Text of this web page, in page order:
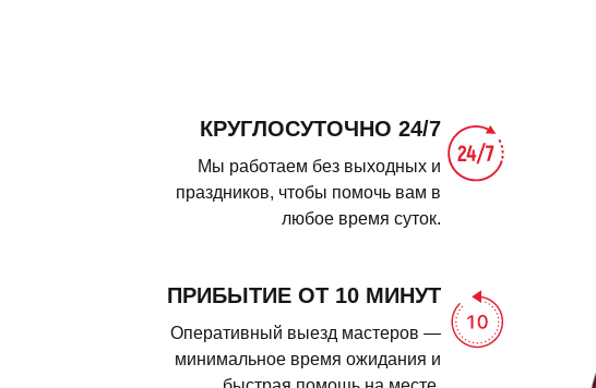
КРУГЛОСУТОЧНО 24/7
Мы работаем без выходных и
праздников, чтобы помочь вам в
любое время суток.
ПРИБЫТИЕ ОТ 10 МИНУТ
Оперативный выезд мастеров —
минимальное время ожидания и